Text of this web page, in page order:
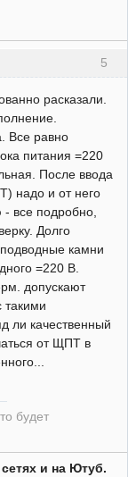
5
расказали.
Все равно
питания =220
После ввода
надо и от него
все подробно,
Долго
камни
=220 В.
допускают
такими
ли качественный
от ЩПТ в
будет
и на Ютуб.